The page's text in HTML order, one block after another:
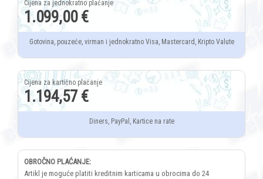
1.099,00 €
Gotovina, pouzeće, virman i jednokratno Visa, Mastercard, Kripto Valute
1.194,57 €
Diners, PayPal, Kartice na rate
OBROČNO PLAĆANJE:
Artikl je moguće platiti kreditnim karticama u obrocima do 24